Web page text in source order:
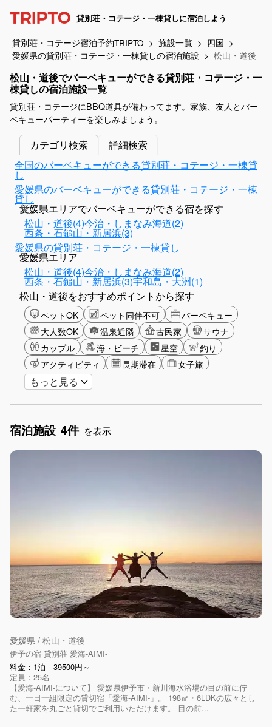
貸別荘・コテージ・一棟貸しに宿泊しよう
貸別荘・コテージ宿泊予約TRIPTO 施設一覧
四国
愛媛県の貸別荘・コテージ・一棟貸しの宿泊施設
松山・道後
松山・道後でバーベキューができる貸別荘・コテージ・一
棟貸しの宿泊施設一覧
貸別荘・コテージにBBQ道具が備わってます。家族、友人とバー
ベキューパーティーを楽しみましょう。
カテゴリ検索
詳細検索
全国のバーベキューができる貸別荘・コテージ・一棟貸
し
愛媛県のバーベキューができる貸別荘・コテージ・一棟
貸し
愛媛県エリアでバーベキューができる宿を探す
松山・道後(4)今治・しまなみ海道(2)
西条・石鎚山・新居浜(3)
愛媛県の貸別荘・コテージ・一棟貸し
愛媛県エリア
松山・道後(4)今治・しまなみ海道(2)
西条・石鎚山・新居浜(3)宇和島・大洲(1)
松山・道後をおすすめポイントから探す
ペットOK ペット同伴不可
バーベキュー
大人数OK
温泉近隣 古民家
サウナ
カップル
海・ビーチ 星空
釣り
アクティビティ
長期滞在
女子旅
駅から徒歩圏内
もっと見る
宿泊施設 4件 を表示
愛媛県 / 松山・道後
伊予の宿 貸別荘 愛海-AIMI-
料金：1泊 39500円～
定員：25名
【愛海-AIMI-について】 愛媛県伊予市・新川海水浴場の目の前に佇
む、一日一組限定の貸切宿「愛海-AIMI-」。 198㎡・6LDKの広々とし
た一軒家を丸ごと貸切でご利用いただけます。 目の前...